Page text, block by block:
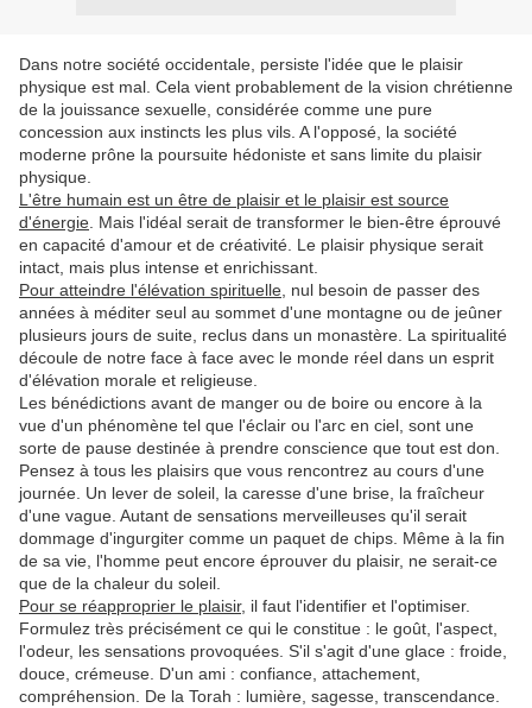
Dans notre société occidentale, persiste l'idée que le plaisir
physique est mal. Cela vient probablement de la vision chrétienne
de la jouissance sexuelle, considérée comme une pure
concession aux instincts les plus vils. A l'opposé, la société
moderne prône la poursuite hédoniste et sans limite du plaisir
physique.
L'être humain est un être de plaisir et le plaisir est source
d'énergie . Mais l'idéal serait de transformer le bien-être éprouvé
en capacité d'amour et de créativité. Le plaisir physique serait
intact, mais plus intense et enrichissant.
Pour atteindre l'élévation spirituelle , nul besoin de passer des
années à méditer seul au sommet d'une montagne ou de jeûner
plusieurs jours de suite, reclus dans un monastère. La spiritualité
découle de notre face à face avec le monde réel dans un esprit
d'élévation morale et religieuse.
Les bénédictions avant de manger ou de boire ou encore à la
vue d'un phénomène tel que l'éclair ou l'arc en ciel, sont une
sorte de pause destinée à prendre conscience que tout est don.
Pensez à tous les plaisirs que vous rencontrez au cours d'une
journée. Un lever de soleil, la caresse d'une brise, la fraîcheur
d'une vague. Autant de sensations merveilleuses qu'il serait
dommage d'ingurgiter comme un paquet de chips. Même à la fin
de sa vie, l'homme peut encore éprouver du plaisir, ne serait-ce
que de la chaleur du soleil.
Pour se réapproprier le plaisir, il faut l'identifier et l'optimiser.
Formulez très précisément ce qui le constitue : le goût, l'aspect,
l'odeur, les sensations provoquées. S'il s'agit d'une glace : froide,
douce, crémeuse. D'un ami : confiance, attachement,
compréhension. De la Torah : lumière, sagesse, transcendance.